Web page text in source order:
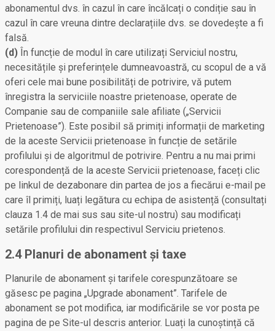
abonamentul dvs. în cazul în care încălcați o condiție sau în
cazul în care vreuna dintre declarațiile dvs. se dovedește a fi
falsă.
(d) În funcție de modul în care utilizați Serviciul nostru,
necesitățile și preferințele dumneavoastră, cu scopul de a vă
oferi cele mai bune posibilități de potrivire, vă putem
înregistra la serviciile noastre prietenoase, operate de
Companie sau de companiile sale afiliate („Servicii
Prietenoase”). Este posibil să primiți informații de marketing
de la aceste Servicii prietenoase în funcție de setările
profilului și de algoritmul de potrivire. Pentru a nu mai primi
corespondență de la aceste Servicii prietenoase, faceți clic
pe linkul de dezabonare din partea de jos a fiecărui e-mail pe
care îl primiți, luați legătura cu echipa de asistență (consultați
clauza 1.4 de mai sus sau site-ul nostru) sau modificați
setările profilului din respectivul Serviciu prietenos.
2.4 Planuri de abonament și taxe
Planurile de abonament și tarifele corespunzătoare se
găsesc pe pagina „Upgrade abonament”. Tarifele de
abonament se pot modifica, iar modificările se vor posta pe
pagina de pe Site-ul descris anterior. Luați la cunoștință că